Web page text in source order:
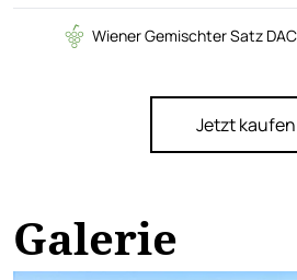
Wiener Gemischter Satz
Jetzt kaufen
Galerie